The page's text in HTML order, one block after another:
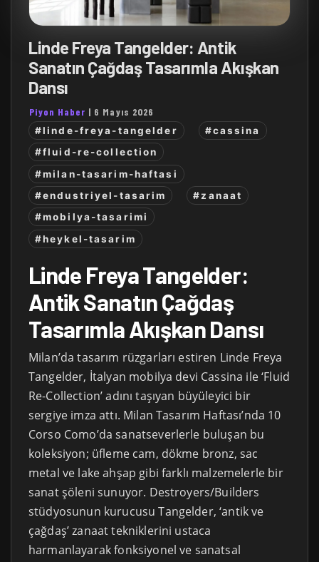
Linde Freya Tangelder: Antik
Sanatın Çağdaş Tasarımla Akışkan
Dansı
Piyon Haber | 6 Mayıs 2026
#linde-freya-tangelder
#cassina
#fluid-re-collection
#milan-tasarim-haftasi
#endustriyel-tasarim
#zanaat
#mobilya-tasarimi
#heykel-tasarim
Linde Freya Tangelder:
Antik Sanatın Çağdaş
Tasarımla Akışkan Dansı
Milan’da tasarım rüzgarları estiren Linde Freya
Tangelder, İtalyan mobilya devi Cassina ile ‘Fluid
Re-Collection’ adını taşıyan büyüleyici bir
sergiye imza attı. Milan Tasarım Haftası’nda 10
Corso Como’da sanatseverlerle buluşan bu
koleksiyon; üfleme cam, dökme bronz, sac
metal ve lake ahşap gibi farklı malzemelerle bir
sanat şöleni sunuyor. Destroyers/Builders
stüdyosunun kurucusu Tangelder, ‘antik ve
çağdaş’ zanaat tekniklerini ustaca
harmanlayarak fonksiyonel ve sanatsal